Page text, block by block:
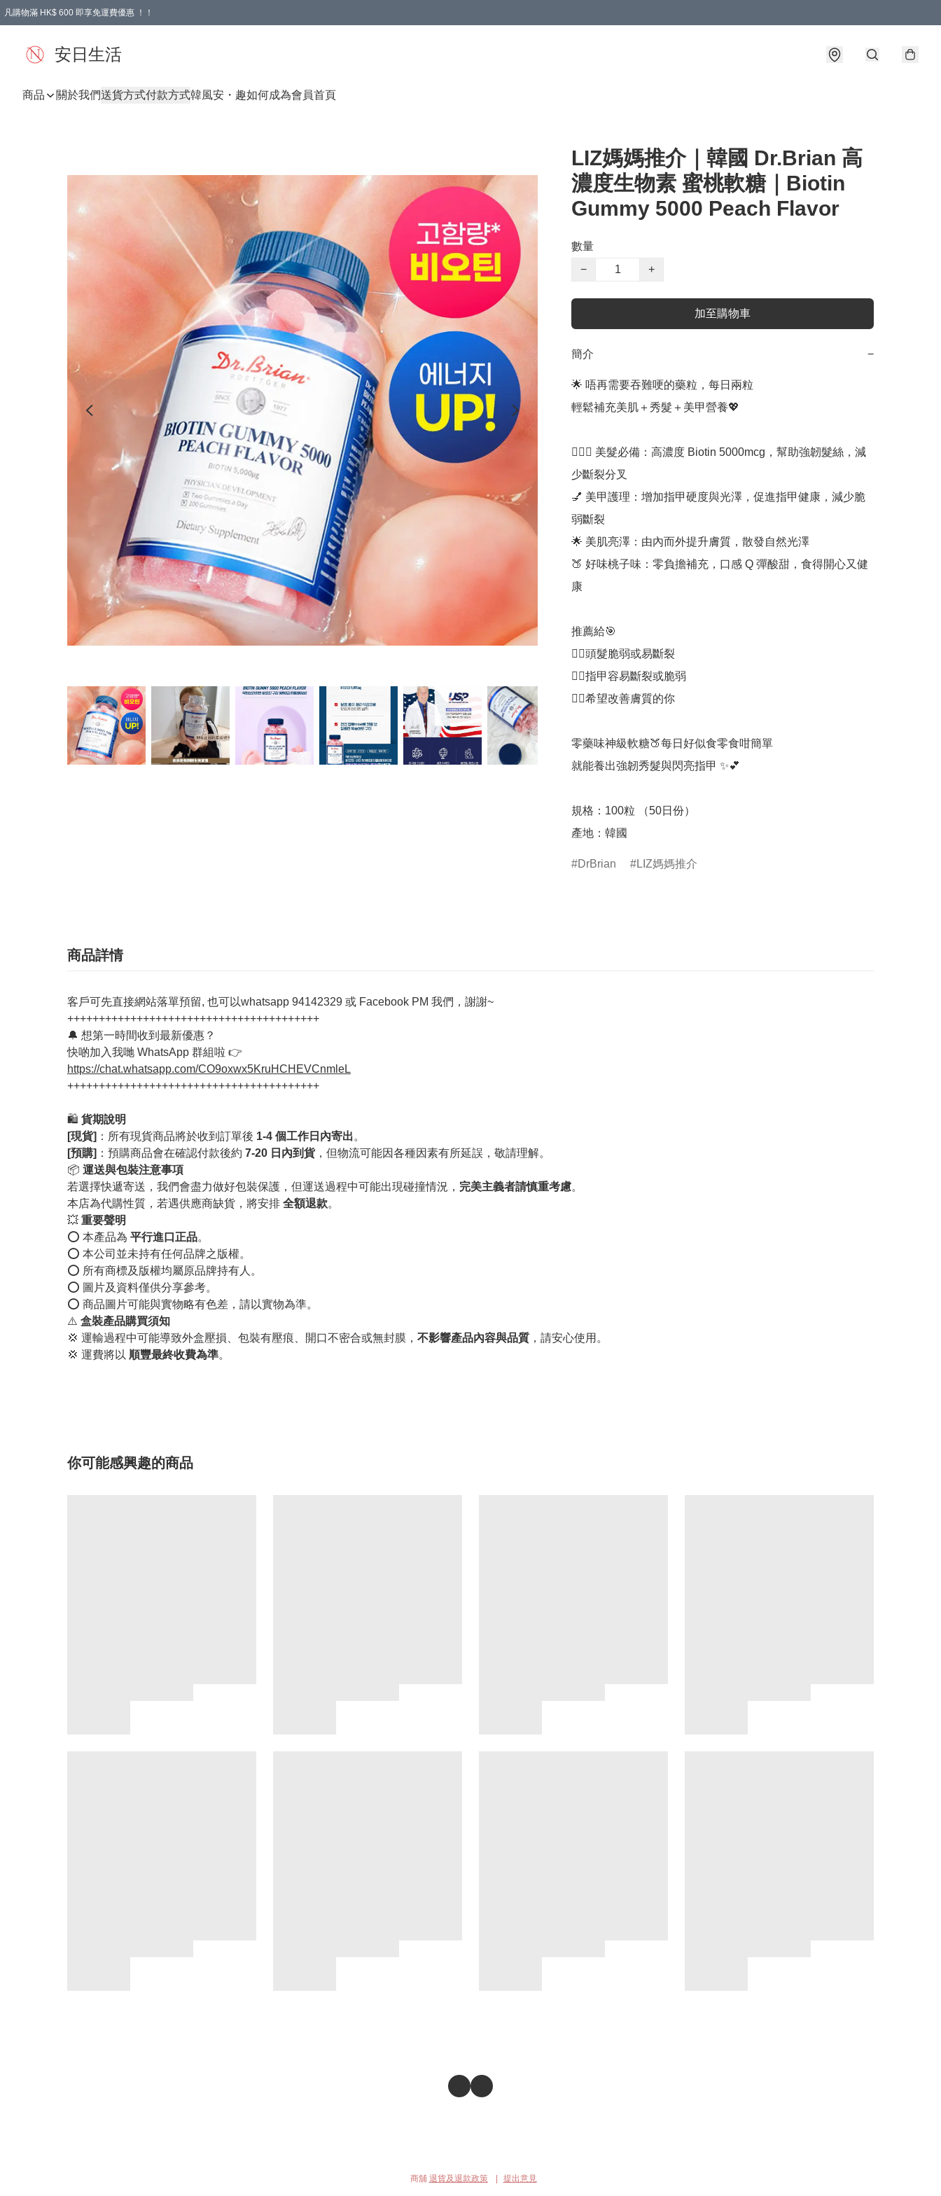
凡購物滿 HK$ 600 即享免運費優惠 ！！
安日生活
商品 關於我們送貨方式付款方式韓風安・趣如何成為會員首頁
LIZ媽媽推介｜韓國 Dr.Brian 高
濃度生物素 蜜桃軟糖｜Biotin
Gummy 5000 Peach Flavor
數量
−
+
加至購物車
簡介 −
🌟 唔再需要吞難哽的藥粒，每日兩粒
輕鬆補充美肌＋秀髮＋美甲營養💖
💇🏻‍♀️ 美髮必備：高濃度 Biotin 5000mcg，幫助強韌髮絲，減
少斷裂分叉
💅 美甲護理：增加指甲硬度與光澤，促進指甲健康，減少脆
弱斷裂
🌟 美肌亮澤：由內而外提升膚質，散發自然光澤
🍑 好味桃子味：零負擔補充，口感 Q 彈酸甜，食得開心又健
康
推薦給🎯
👉🏻頭髮脆弱或易斷裂
👉🏻指甲容易斷裂或脆弱
👉🏻希望改善膚質的你
零藥味神級軟糖🍑每日好似食零食咁簡單
就能養出強韌秀髮與閃亮指甲 ✨💕
規格：100粒 （50日份）
DrBrian LIZ媽媽推介
商品詳情
客戶可先直接網站落單預留, 也可以whatsapp 94142329 或 Facebook PM 我們，謝謝~
++++++++++++++++++++++++++++++++++++++++
🔔 想第一時間收到最新優惠？
快啲加入我哋 WhatsApp 群組啦 👉
https://chat.whatsapp.com/CO9oxwx5KruHCHEVCnmleL
++++++++++++++++++++++++++++++++++++++++
🛍️ 貨期說明
[現貨] ：所有現貨商品將於收到訂單後 1-4 個工作日內寄出。
[預購] ：預購商品會在確認付款後約 7-20 日內到貨，但物流可能因各種因素有所延誤，敬請理解。
📦 運送與包裝注意事項
若選擇快遞寄送，我們會盡力做好包裝保護，但運送過程中可能出現碰撞情況， 完美主義者請慎重考慮。
本店為代購性質，若遇供應商缺貨，將安排 全額退款。
💥 重要聲明
⭕️ 本產品為 平行進口正品。
⭕️ 本公司並未持有任何品牌之版權。
⭕️ 所有商標及版權均屬原品牌持有人。
⭕️ 圖片及資料僅供分享參考。
⭕️ 商品圖片可能與實物略有色差，請以實物為準。
⚠️ 盒裝產品購買須知
💢 運輸過程中可能導致外盒壓損、包裝有壓痕、開口不密合或無封膜， 不影響產品內容與品質 ，請安心使用。
💢 運費將以 順豐最終收費為準。
你可能感興趣的商品
商舖 退貨及退款政策 提出意見